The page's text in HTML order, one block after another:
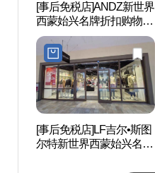
[事后免税店]ANDZ新世界
西蒙始兴名牌折扣购物中
心(앤드지 신세계사이먼
프리미엄아울렛 시흥점)
[事后免税店]LF吉尔•斯图
尔特新世界西蒙始兴名牌